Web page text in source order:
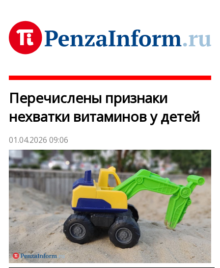
Перечислены признаки
нехватки витаминов у детей
01.04.2026 09:06